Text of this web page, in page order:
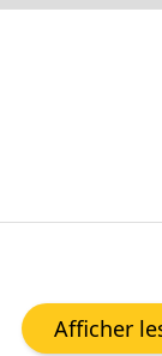
Afficher